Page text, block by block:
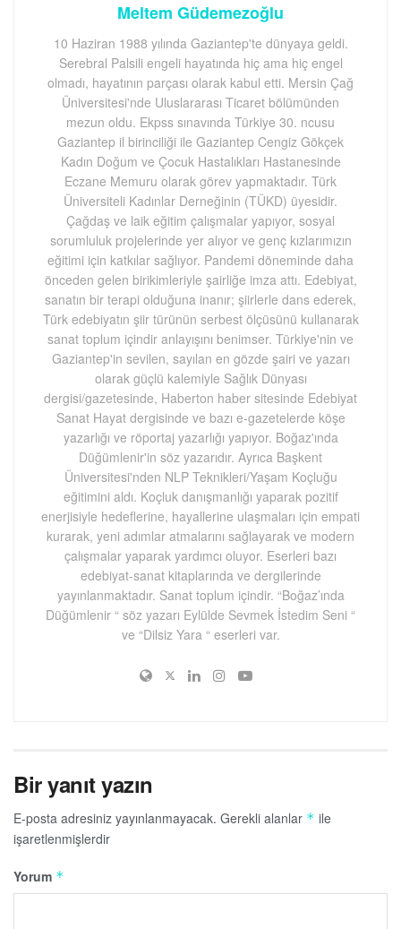
Meltem Güdemezoğlu
10 Haziran 1988 yılında Gaziantep'te dünyaya geldi.
Serebral Palsili engeli hayatında hiç ama hiç engel
olmadı, hayatının parçası olarak kabul etti. Mersin Çağ
Üniversitesi'nde Uluslararası Ticaret bölümünden
mezun oldu. Ekpss sınavında Türkiye 30. ncusu
Gaziantep il birinciliği ile Gaziantep Cengiz Gökçek
Kadın Doğum ve Çocuk Hastalıkları Hastanesinde
Eczane Memuru olarak görev yapmaktadır. Türk
Üniversiteli Kadınlar Derneğinin (TÜKD) üyesidir.
Çağdaş ve laik eğitim çalışmalar yapıyor, sosyal
sorumluluk projelerinde yer alıyor ve genç kızlarımızın
eğitimi için katkılar sağlıyor. Pandemi döneminde daha
önceden gelen birikimleriyle şairliğe imza attı. Edebiyat,
sanatın bir terapi olduğuna inanır; şiirlerle dans ederek,
Türk edebiyatın şiir türünün serbest ölçüsünü kullanarak
sanat toplum içindir anlayışını benimser. Türkiye'nin ve
Gaziantep'in sevilen, sayılan en gözde şairi ve yazarı
olarak güçlü kalemiyle Sağlık Dünyası
dergisi/gazetesinde, Haberton haber sitesinde Edebiyat
Sanat Hayat dergisinde ve bazı e-gazetelerde köşe
yazarlığı ve röportaj yazarlığı yapıyor. Boğaz'ında
Düğümlenir'in söz yazarıdır. Ayrıca Başkent
Üniversitesi'nden NLP Teknikleri/Yaşam Koçluğu
eğitimini aldı. Koçluk danışmanlığı yaparak pozitif
enerjisiyle hedeflerine, hayallerine ulaşmaları için empati
kurarak, yeni adımlar atmalarını sağlayarak ve modern
çalışmalar yaparak yardımcı oluyor. Eserleri bazı
edebiyat-sanat kitaplarında ve dergilerinde
yayınlanmaktadır. Sanat toplum içindir. “Boğaz’ında
Düğümlenir “ söz yazarı Eylülde Sevmek İstedim Seni “
ve “Dilsiz Yara “ eserleri var.
Bir yanıt yazın
E-posta adresiniz yayınlanmayacak. Gerekli alanlar * ile
işaretlenmişlerdir
Yorum *